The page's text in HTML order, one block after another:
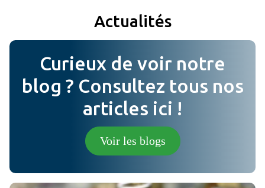
Photo (en option) (jpg, png).
ville examen
Actualités
Curieux de voir notre
blog ? Consultez tous nos
articles ici !
Voir les blogs